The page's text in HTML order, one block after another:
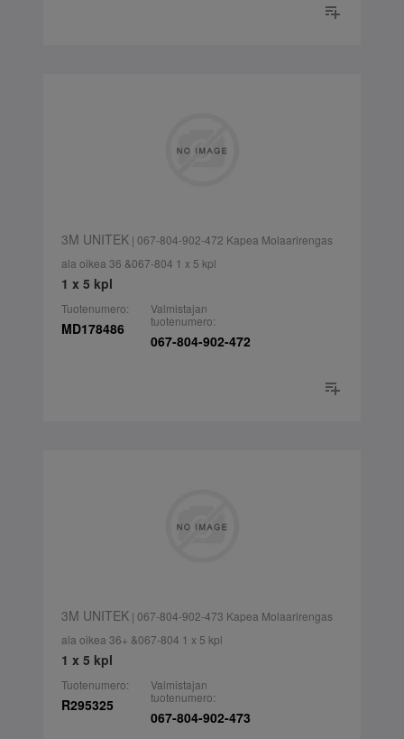
3M UNITEK| 067-804-902-472 Kapea Molaarirengas
ala oikea 36 &067-804 1 x 5 kpl
1 x 5 kpl
Tuotenumero:
MD178486
Valmistajan
tuotenumero:
067-804-902-472
3M UNITEK| 067-804-902-473 Kapea Molaarirengas
ala oikea 36+ &067-804 1 x 5 kpl
1 x 5 kpl
Tuotenumero:
R295325
Valmistajan
tuotenumero:
067-804-902-473